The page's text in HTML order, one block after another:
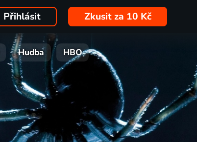
Přihlásit Zkusit za 10 Kč
Hudba HBO